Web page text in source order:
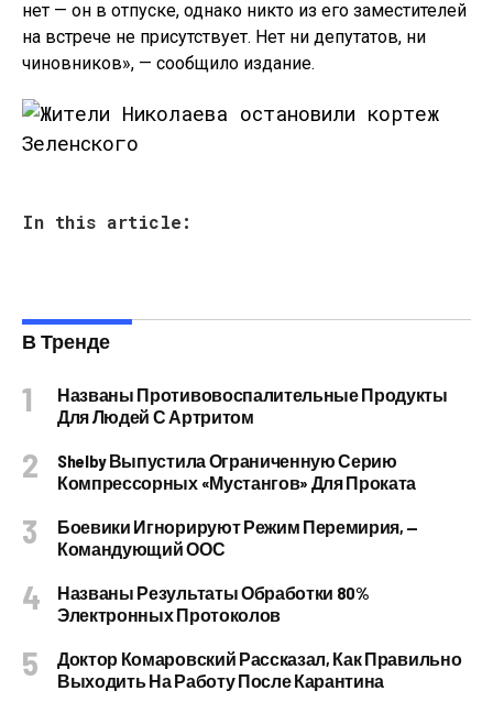
нет — он в отпуске, однако никто из его заместителей
на встрече не присутствует. Нет ни депутатов, ни
чиновников», — сообщило издание.
In this article:
В Тренде
Названы Противовоспалительные Продукты
Для Людей С Артритом
Shelby Выпустила Ограниченную Серию
Компрессорных «Мустангов» Для Проката
Боевики Игнорируют Режим Перемирия, —
Командующий ООС
Названы Результаты Обработки 80%
Электронных Протоколов
Доктор Комаровский Рассказал, Как Правильно
Выходить На Работу После Карантина